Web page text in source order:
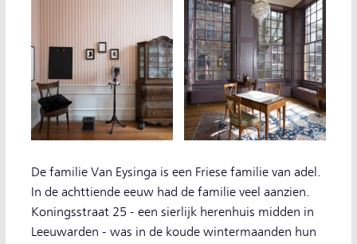
De familie Van Eysinga is een Friese familie van adel.
In de achttiende eeuw had de familie veel aanzien.
Koningsstraat 25 - een sierlijk herenhuis midden in
Leeuwarden - was in de koude wintermaanden hun